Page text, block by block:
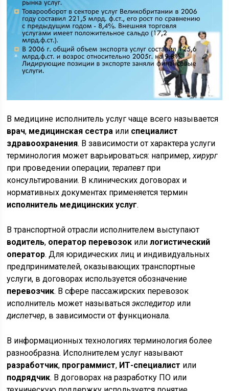
В медицине исполнитель услуг чаще всего называется
врач, медицинская сестра или специалист
здравоохранения. В зависимости от характера услуги
терминология может варьироваться: например,хирург
при проведении операции,терапевтпри
консультировании. В клинических договорах и
нормативных документах применяется термин
исполнитель медицинских услуг.
В транспортной отрасли исполнителем выступают
водитель, оператор перевозок илилогистический
оператор. Для юридических лиц и индивидуальных
предпринимателей, оказывающих транспортные
услуги, в договорах используется обозначение
перевозчик. В сфере пассажирских перевозок
исполнитель может называтьсяэкспедитор или
диспетчер, в зависимости от функционала.
В информационных технологиях терминология более
разнообразна. Исполнителем услуг называют
разработчик, программист, ИТ-специалист или
подрядчик. В договорах на разработку ПО или